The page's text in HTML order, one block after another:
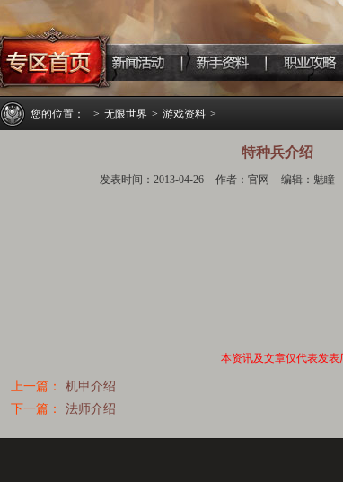
您的位置： > 无限世界 > 游戏资料 >
特种兵介绍
发表时间：2013-04-26 作者：官网 编辑：魅瞳
本资讯及文章仅代表发表
上一篇：
机甲介绍
下一篇：
法师介绍